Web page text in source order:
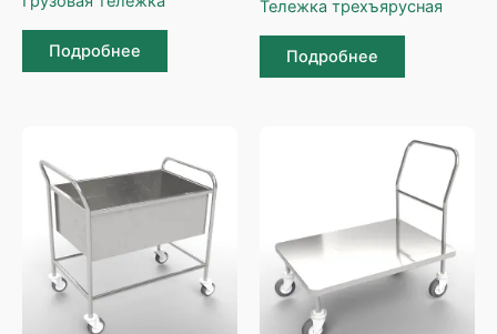
Подробнее
Тележка трехъярусная
Подробнее